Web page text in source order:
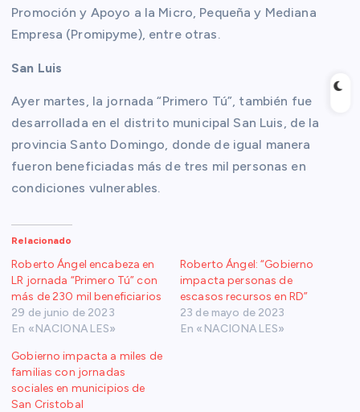
Promoción y Apoyo a la Micro, Pequeña y Mediana
Empresa (Promipyme), entre otras.
San Luis
Ayer martes, la jornada “Primero Tú”, también fue
desarrollada en el distrito municipal San Luis, de la
provincia Santo Domingo, donde de igual manera
fueron beneficiadas más de tres mil personas en
condiciones vulnerables.
Relacionado
Roberto Ángel encabeza en
LR jornada “Primero Tú” con
más de 230 mil beneficiarios
29 de junio de 2023
En «NACIONALES»
Roberto Ángel: “Gobierno
impacta personas de
escasos recursos en RD”
23 de mayo de 2023
En «NACIONALES»
Gobierno impacta a miles de
familias con jornadas
sociales en municipios de
San Cristobal